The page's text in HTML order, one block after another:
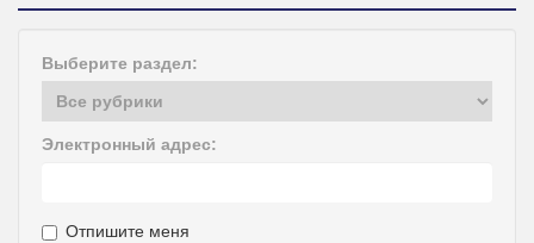
Выберите раздел:
Электронный адрес:
Отпишите меня